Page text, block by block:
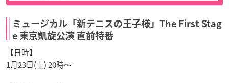
ミュージカル「新テニスの王子様」The First Stag
e 東京凱旋公演 直前特番
【日時】
1月23日(土) 20時〜